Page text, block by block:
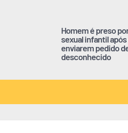
Homem é preso
sexual infantil
enviarem pedido
desconhecido